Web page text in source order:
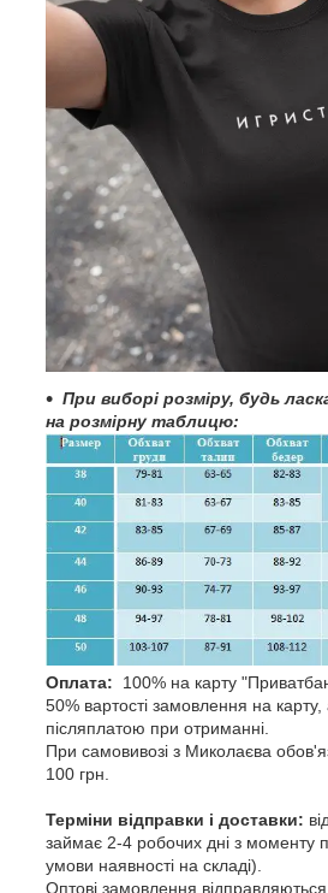
При виборі розміру, будь
на розмірну таблицю:
Оплата:
100% на карту
50% вартості замовлення на
післяплатою при отриманні.
При самовивозі з Миколаєва
100 грн.
Терміни відправки і доставки:
займає 2-4 робочих дні з моменту
умови наявності на складі).
Оптові замовлення